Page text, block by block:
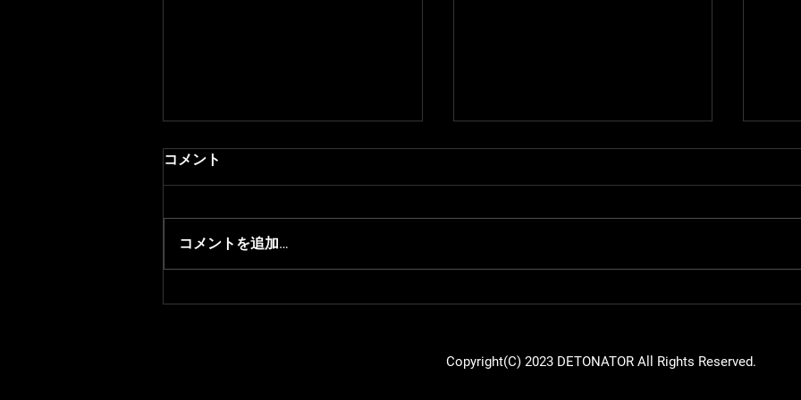
コメント
コメントを追加…
Copyright(C) 2023 DETONATOR All Rights Reserved.